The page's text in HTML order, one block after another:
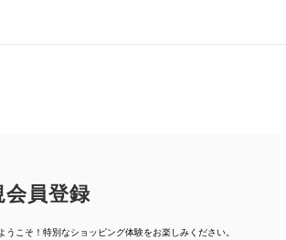
会員登録
うこそ！特別なショッピング体験を お楽しみください。